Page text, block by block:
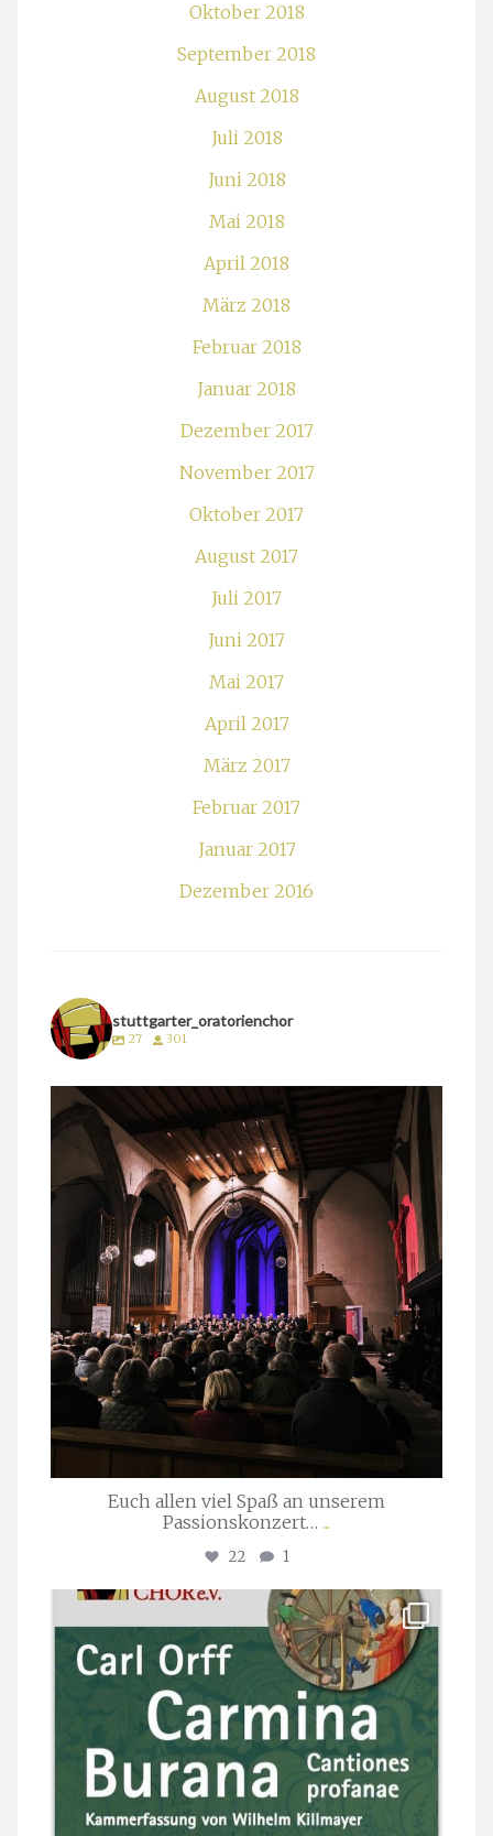
Oktober 2018
September 2018
August 2018
Juli 2018
Juni 2018
Mai 2018
April 2018
März 2018
Februar 2018
Januar 2018
Dezember 2017
November 2017
Oktober 2017
August 2017
Juli 2017
Juni 2017
Mai 2017
April 2017
März 2017
Februar 2017
Januar 2017
Dezember 2016
stuttgarter_oratorienchor
27 301
stuttgarter_oratorienchor
März 24
Euch allen viel Spaß an unserem
Passionskonzert… ...
22 1
stuttgarter_oratorienchor
Juli 22